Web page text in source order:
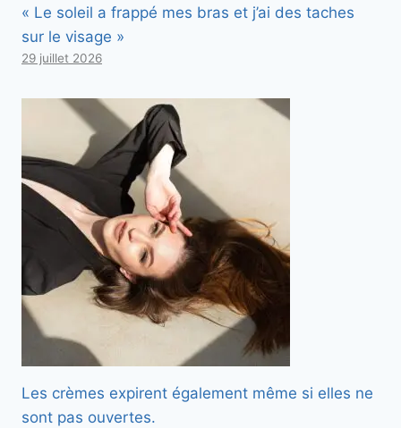
« Le soleil a frappé mes bras et j’ai des taches
sur le visage »
29 juillet 2026
Les crèmes expirent également même si elles ne
sont pas ouvertes.